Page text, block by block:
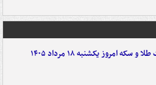
و سکه امروز یکشنبه ۱۸ مرداد ۱۴۰۵